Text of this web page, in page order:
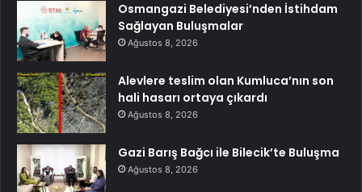
Osmangazi Belediyesi’nden İstihdam
Sağlayan Buluşmalar
Ağustos 8, 2026
Alevlere teslim olan Kumluca’nın son
hali hasarı ortaya çıkardı
Ağustos 8, 2026
Gazi Barış Bağcı ile Bilecik’te Buluşma
Ağustos 8, 2026